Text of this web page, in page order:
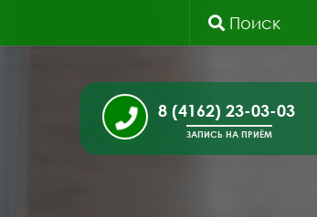
Поиск
8 (4162) 23-03-03
ЗАПИСЬ НА ПРИЁМ